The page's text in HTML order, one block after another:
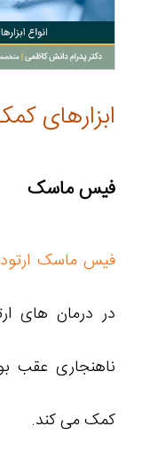
ابزارهای
فیس ماسک
فیس ماسک
در درمان های
ناهنجاری عقب
کمک می کند.